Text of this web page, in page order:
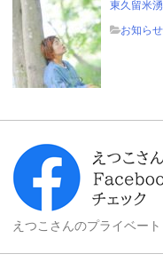
東久留米
お知らせ
えつこさんのプライベー